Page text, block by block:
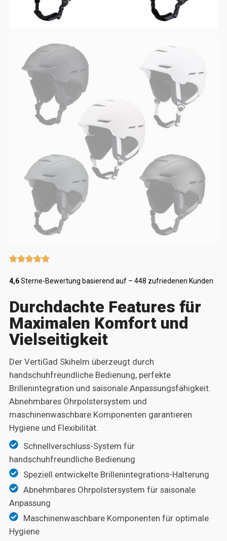
4,6Sterne-Bewertung basierend auf – 448 zufriedenen Kunden
Durchdachte Features für
Maximalen Komfort und
Vielseitigkeit
Der VertiGad Skihelm überzeugt durch
handschuhfreundliche Bedienung, perfekte
Brillenintegration und saisonale Anpassungsfähigkeit.
Abnehmbares Ohrpolstersystem und
maschinenwaschbare Komponenten garantieren
Hygiene und Flexibilität.
Schnellverschluss-System für
handschuhfreundliche Bedienung
Speziell entwickelte Brillenintegrations-Halterung
Abnehmbares Ohrpolstersystem für saisonale
Anpassung
Maschinenwaschbare Komponenten für optimale
Hygiene